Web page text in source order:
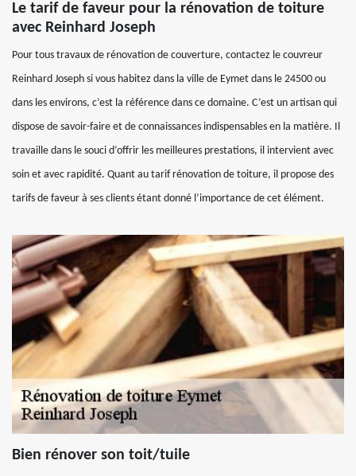
Le tarif de faveur pour la rénovation de toiture
avec Reinhard Joseph
Pour tous travaux de rénovation de couverture, contactez le couvreur
Reinhard Joseph si vous habitez dans la ville de Eymet dans le 24500 ou
dans les environs, c’est la référence dans ce domaine. C’est un artisan qui
dispose de savoir-faire et de connaissances indispensables en la matière. Il
travaille dans le souci d’offrir les meilleures prestations, il intervient avec
soin et avec rapidité. Quant au tarif rénovation de toiture, il propose des
tarifs de faveur à ses clients étant donné l’importance de cet élément.
Bien rénover son toit/tuile